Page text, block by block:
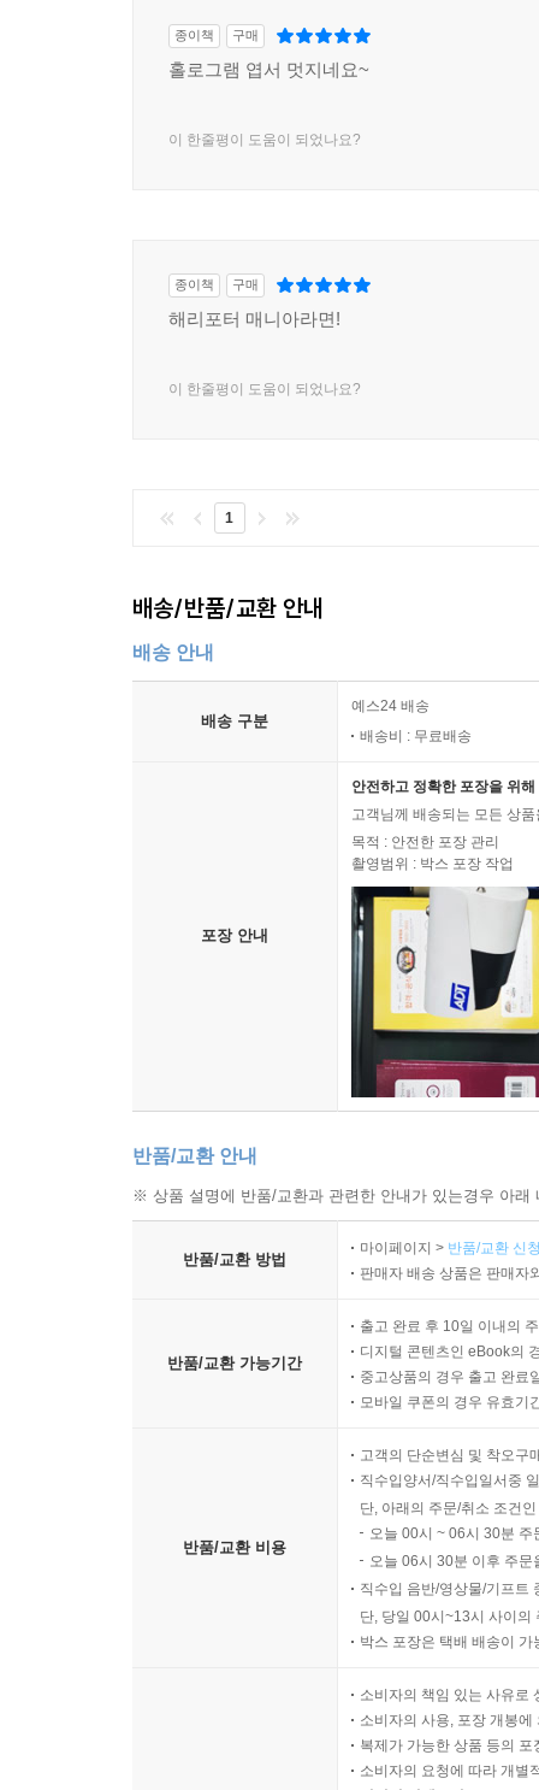
종이책 구매
홀로그램 엽서 멋지네요~
이 한줄평이 도움이 되었나요?
종이책 구매
해리포터 매니아라면!
이 한줄평이 도움이 되었나요?
1
배송/반품/교환 안내
배송 안내
배송 구분
예스24 배송
배송비 : 무료배송
포장 안내
안전하고 정확한 포장을 위
고객님께 배송되는 모든 상
목적 : 안전한 포장 관리
촬영범위 : 박스 포장 작업
반품/교환 안내
※ 상품 설명에 반품/교환과 관련한 안내가 있는경우 아
반품/교환 방법
마이페이지 > 반품/교환 신
판매자 배송 상품은 판매자
반품/교환 가능기간
출고 완료 후 10일 이내의
디지털 콘텐츠인 eBook의
중고상품의 경우 출고 완료
모바일 쿠폰의 경우 유효기
반품/교환 비용
고객의 단순변심 및 착오구
직수입양서/직수입일서중
단, 아래의 주문/취소 조건
오늘 00시 ~ 06시 30분
오늘 06시 30분 이후 주
직수입 음반/영상물/기프트
단, 당일 00시~13시 사이의
박스 포장은 택배 배송이
소비자의 책임 있는 사유로
소비자의 사용, 포장 개봉
복제가 가능한 상품 등의
소비자의 요청에 따라 개별